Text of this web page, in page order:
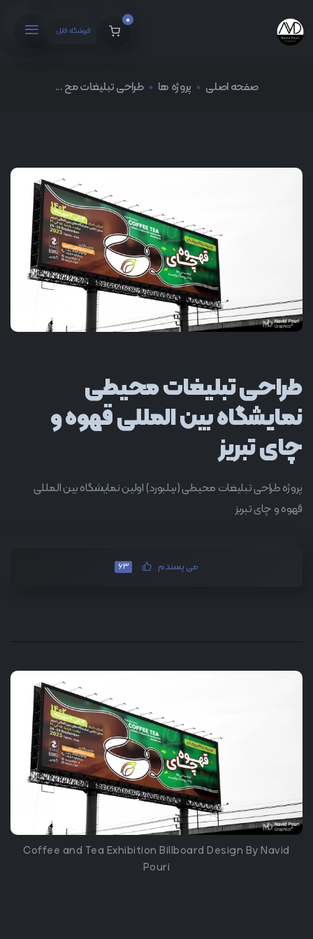
0
فروشگاه فایل
صفحه اصلی پروژه ها طراحی تبلیغات مح ...
طراحی تبلیغات محیطی
نمایشگاه بین المللی قهوه و
چای تبریز
پروژه طراحی تبلیغات محیطی (بیلبورد) اولین نمایشگاه بین المللی
قهوه و چای تبریز
می پسندم 63
Coffee and Tea Exhibition Billboard Design By Navid
Pouri